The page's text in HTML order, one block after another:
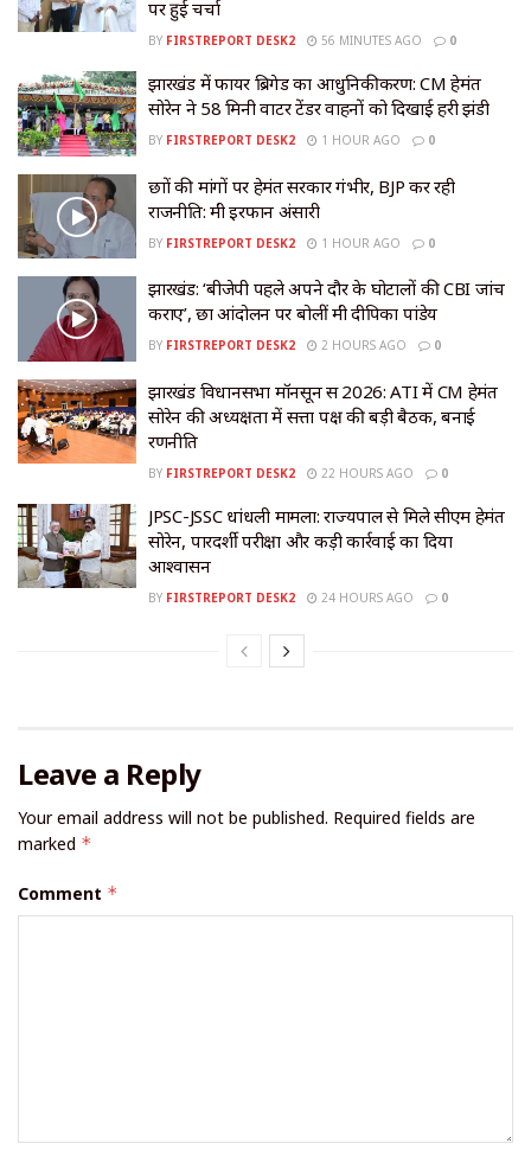
पर हुई चर्चा
BY FIRSTREPORT DESK2 56 MINUTES AGO 0
झारखंड में फायर ब्रिगेड का आधुनिकीकरण: CM हेमंत
सोरेन ने 58 मिनी वाटर टेंडर वाहनों को दिखाई हरी झंडी
BY FIRSTREPORT DESK2 1 HOUR AGO 0
छात्रों की मांगों पर हेमंत सरकार गंभीर, BJP कर रही
राजनीति: मंत्री इरफान अंसारी
BY FIRSTREPORT DESK2 1 HOUR AGO 0
झारखंड: ‘बीजेपी पहले अपने दौर के घोटालों की CBI जांच
कराए’, छात्र आंदोलन पर बोलीं मंत्री दीपिका पांडेय
BY FIRSTREPORT DESK2 2 HOURS AGO 0
झारखंड विधानसभा मॉनसून सत्र 2026: ATI में CM हेमंत
सोरेन की अध्यक्षता में सत्ता पक्ष की बड़ी बैठक, बनाई
रणनीति
BY FIRSTREPORT DESK2 22 HOURS AGO 0
JPSC-JSSC धांधली मामला: राज्यपाल से मिले सीएम हेमंत
सोरेन, पारदर्शी परीक्षा और कड़ी कार्रवाई का दिया
आश्वासन
BY FIRSTREPORT DESK2 24 HOURS AGO 0
Leave a Reply
Your email address will not be published. Required fields are
marked *
Comment *